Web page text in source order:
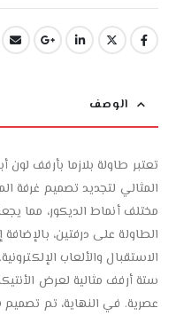
الوصف
المثالي لتجديد تصميم غرفة
مختلف أنماط الديكور، مما
الطاولة على درفتين،
الاستقبال والألعاب
ستة أرفف مثالية لعرض
عصرية. في النهاية، تم تصميم